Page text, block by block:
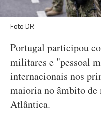
Foto DR
Portugal participou
militares e "pessoal
internacionais nos
maioria no âmbito de
Atlântica.